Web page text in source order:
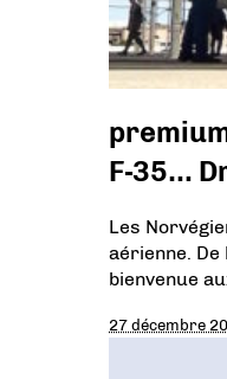
F-35…
Les
aérienne.
bienvenue
27 décembre